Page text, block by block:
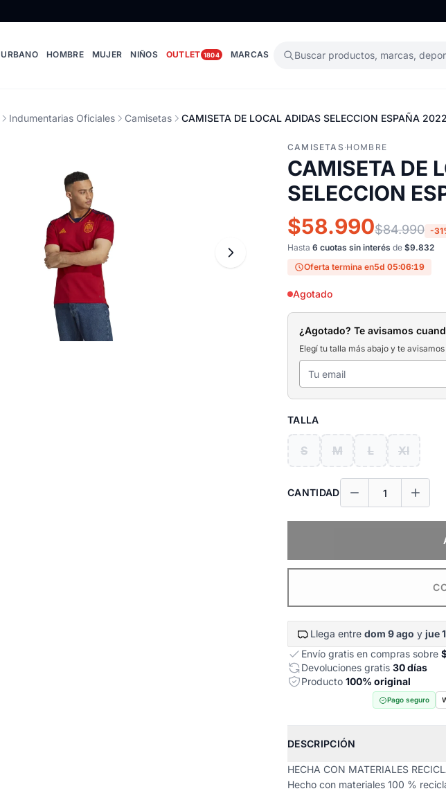
URBANO HOMBRE MUJER NIÑOS OUTLET 1804 MARCAS Buscar productos, marcas,
Indumentarias Oficiales Camisetas CAMISETA DE LOCAL ADIDAS SELECCION ESPAÑA
CAMISETAS ·HOMBRE
CAMISETA DE
SELECCION
$58.990$84.990 -
Hasta 6 cuotas sin interés de $9.832
Oferta termina en5d 05:06:18
Agotado
¿Agotado? Te avisamos
Elegí tu talla más abajo y te
TALLA
S M L Xl
CANTIDAD
Llega entre dom 9 ago y jue
Envío gratis en compras sobre
Devoluciones gratis 30 días
Producto 100% original
Pago seguro
DESCRIPCIÓN
HECHA CON MATERIALES
Hecho con materiales 100 %